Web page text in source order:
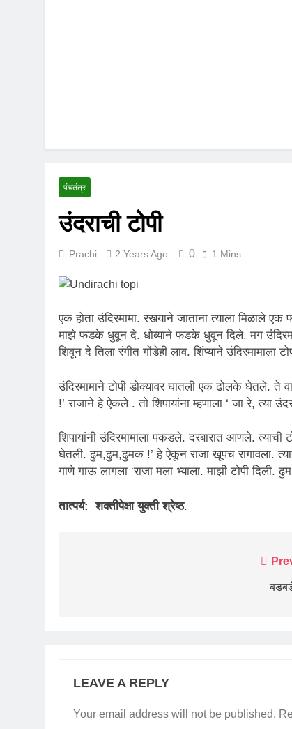
पंचतंत्र
उंदराची टोपी
Prachi 2 Years Ago 0 1 Mins
एक होता उंदिरमामा. रस्त्याने जाताना त्याला मिळाले
माझे फडके धुवून दे. धोब्याने फडके धुवून दिले. मग उंदिरमामा
शिवून दे तिला रंगीत गोंडेही लाव. शिंप्याने उंदिरमामाला
उंदिरमामाने टोपी डोक्यावर घातली एक ढोलके घेतले. ते
!’ राजाने हे ऐकले . तो शिपायांना म्हणाला ‘ जा रे, त्या
शिपायांनी उंदिरमामाला पकडले. दरबारात आणले. त्याची
घेतली. ढुम,ढुम,ढुमक !’ हे ऐकून राजा खूपच रागावला.
गाणे गाऊ लागला ‘राजा मला भ्याला. माझी टोपी
तात्पर्य: शक्तीपेक्षा युक्ती श्रेष्ठ.
LEAVE A REPLY
Your email address will not be published.